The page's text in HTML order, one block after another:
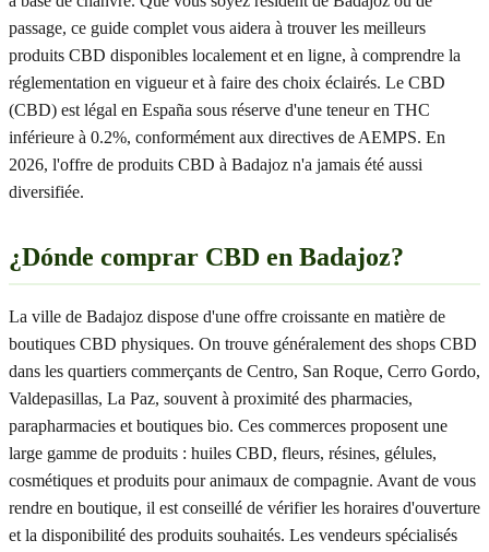
passage, ce guide complet vous aidera à trouver les meilleurs
produits CBD disponibles localement et en ligne, à comprendre la
réglementation en vigueur et à faire des choix éclairés. Le CBD
(CBD) est légal en España sous réserve d'une teneur en THC
inférieure à 0.2%, conformément aux directives de AEMPS. En
2026, l'offre de produits CBD à Badajoz n'a jamais été aussi
diversifiée.
¿Dónde comprar CBD en Badajoz?
La ville de Badajoz dispose d'une offre croissante en matière de
boutiques CBD physiques. On trouve généralement des shops CBD
dans les quartiers commerçants de Centro, San Roque, Cerro Gordo,
Valdepasillas, La Paz, souvent à proximité des pharmacies,
parapharmacies et boutiques bio. Ces commerces proposent une
large gamme de produits : huiles CBD, fleurs, résines, gélules,
cosmétiques et produits pour animaux de compagnie. Avant de vous
rendre en boutique, il est conseillé de vérifier les horaires d'ouverture
et la disponibilité des produits souhaités. Les vendeurs spécialisés